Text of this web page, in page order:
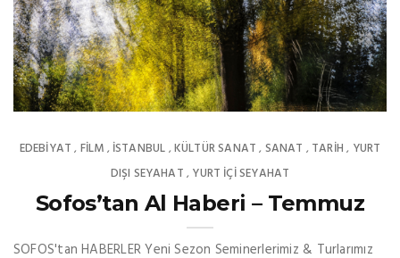
EDEBIYAT , FILM , İSTANBUL ,KÜLTÜR SANAT , SANAT , TARİH , YURT
DIŞI SEYAHAT , YURT İÇİ SEYAHAT
Sofos’tan Al Haberi – Temmuz
SOFOS'tan HABERLER Yeni Sezon Seminerlerimiz & Turlarımız